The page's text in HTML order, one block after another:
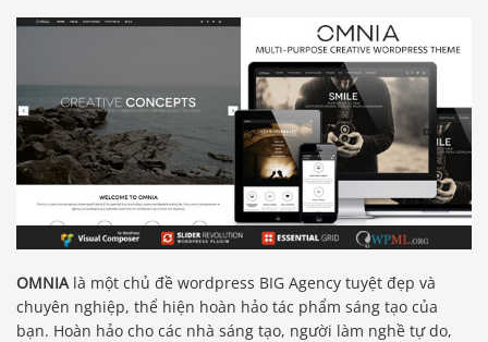
OMNIA là một chủ đề wordpress BIG Agency tuyệt đẹp và
chuyên nghiệp, thể hiện hoàn hảo tác phẩm sáng tạo của
bạn. Hoàn hảo cho các nhà sáng tạo, người làm nghề tự do,